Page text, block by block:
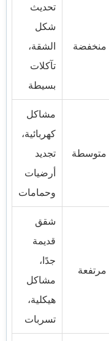
منخفضة
تحديث
شكل
الشقة،
تآكلات
بسيطة
متوسطة
مشاكل
كهربائية،
تجديد
أرضيات
وحمامات
مرتفعة
شقق
قديمة
جدًا،
مشاكل
هيكلية،
تسربات